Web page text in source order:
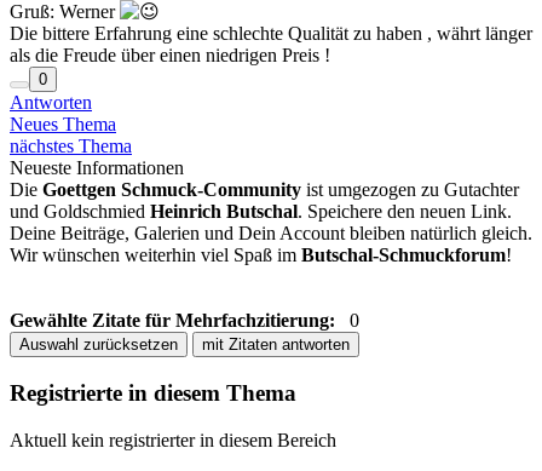
Gruß: Werner
Die bittere Erfahrung eine schlechte Qualität zu haben , währt länger
als die Freude über einen niedrigen Preis !
0
Antworten
Neues Thema
nächstes Thema
Neueste Informationen
Die Goettgen Schmuck-Community ist umgezogen zu Gutachter
und Goldschmied Heinrich Butschal. Speichere den neuen Link.
Deine Beiträge, Galerien und Dein Account bleiben natürlich gleich.
Wir wünschen weiterhin viel Spaß im Butschal-Schmuckforum!
Gewählte Zitate für Mehrfachzitierung: 0
Auswahl zurücksetzen mit Zitaten antworten
Registrierte in diesem Thema
Aktuell kein registrierter in diesem Bereich